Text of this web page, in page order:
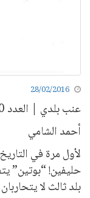
28/02/2016
عنب بلدي | العدد 210 | 28 شباط 2016
أحمد الشامي
ﻷول مرة في
حليفين! “بوتين”
بلد ثالث لا